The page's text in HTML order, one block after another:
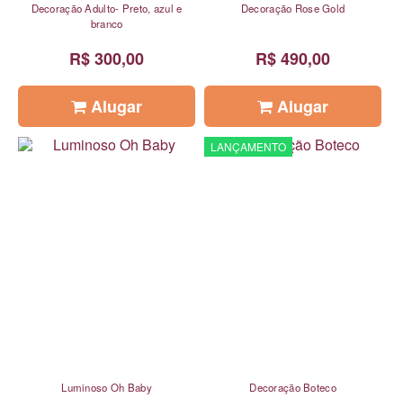
Decoração Adulto- Preto, azul e
branco
R$ 300,00
Alugar
Decoração Rose Gold
R$ 490,00
Alugar
Luminoso Oh Baby
LANÇAMENTO
Decoração Boteco